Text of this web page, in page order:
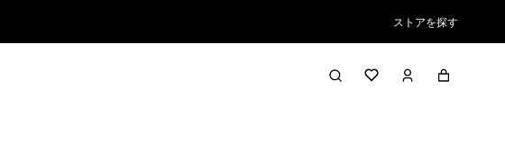
ストアを探す